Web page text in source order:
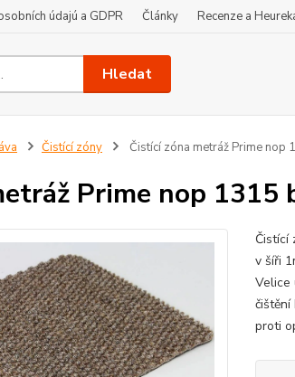
údajú a GDPR Články Recenze a
Hledat
Čistící zóny Čistící zóna metráž Prime nop
Prime nop 1315
Čistící
v šíři
Velice
proti